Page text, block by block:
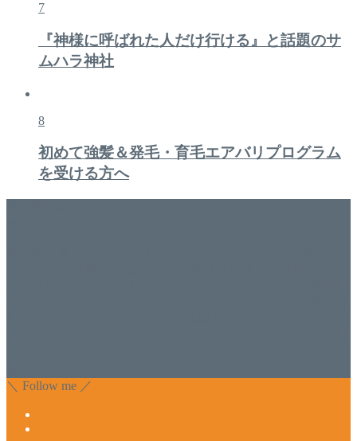
7
『神様に呼ばれた人だけ行ける』と話題のサ
ムハラ神社
8
初めて強髪＆発毛・育毛エアバリプログラム
を受ける方へ
＼ Follow me ／